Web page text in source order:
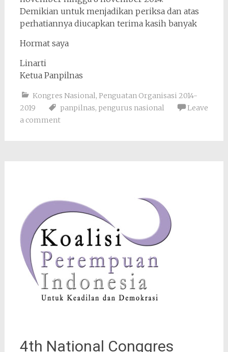
Demikian untuk menjadikan periksa dan atas
perhatiannya diucapkan terima kasih banyak
Hormat saya
Linarti
Ketua Panpilnas
Kongres Nasional, Penguatan Organisasi 2014-
2019
panpilnas, pengurus nasional
Leave
a comment
4th National Conggres